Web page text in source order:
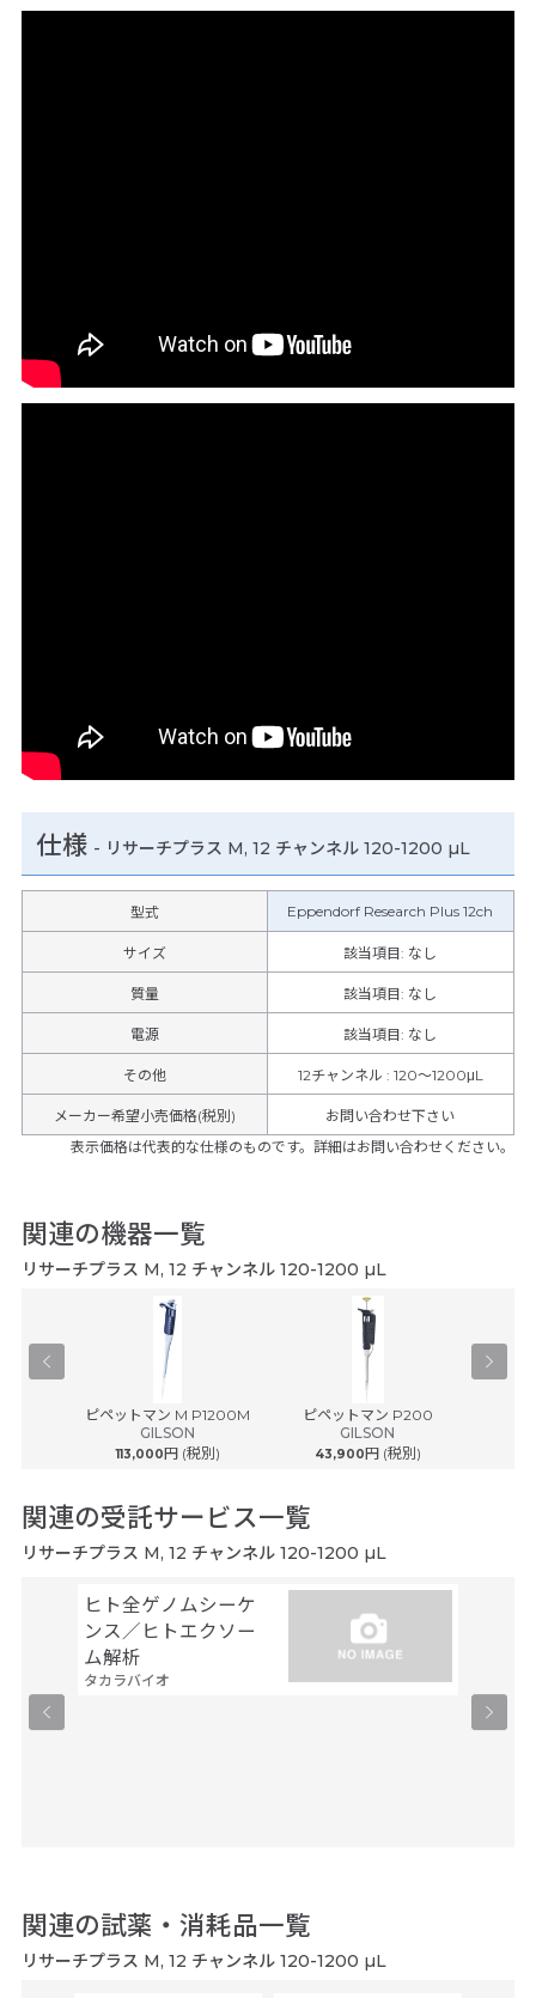
仕様 - リサーチプラス M, 12 チャンネル 120-1200 µL
型式 Eppendorf Research Plus 12ch
サイズ 該当項目: なし
質量 該当項目: なし
電源 該当項目: なし
その他 12チャンネル : 120～1200μL
メーカー希望小売価格(税別)
お問い合わせ下さい
表示価格は代表的な仕様のものです。詳細はお問い合わせください。
関連の機器一覧
リサーチプラス M, 12 チャンネル 120-1200 µL
ピペットマン M P1200M
GILSON
113,000円 (税別)
ピペットマン P200
GILSON
43,900円 (税別)
関連の受託サービス一覧
リサーチプラス M, 12 チャンネル 120-1200 µL
ヒト全ゲノムシーケ
ンス／ヒトエクソー
ム解析
タカラバイオ
関連の試薬・消耗品一覧
リサーチプラス M, 12 チャンネル 120-1200 µL